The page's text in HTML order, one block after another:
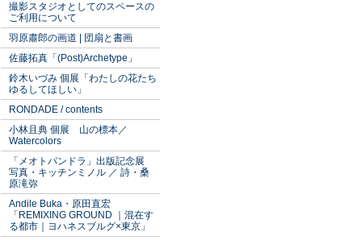
撮影スタジオとしてのスペースの
ご利用について
羽原肅郎の画道 | 団扇と書画
佐藤拓真「(Post)Archetype」
鈴木いづみ 個展「わたしの花たち
ゆるしてほしい」
RONDADE / contents
小林且典 個展 山の標本／
Watercolors
「メオトパンドラ」出版記念展
写真・キッチンミノル ／ 詩・桑
原滝弥
Andile Buka・原田直宏
「REMIXING GROUND ｜混在す
る都市｜ヨハネスブルグ×東京」